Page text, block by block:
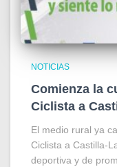
NOTICIAS
Comienza la
Ciclista a
El medio rural ya
Ciclista a Castilla-
deportiva y de